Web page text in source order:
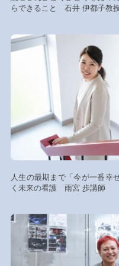
らできること 石井 伊都子教
人生の最期まで「今が一番幸
く未来の看護 雨宮 歩講師